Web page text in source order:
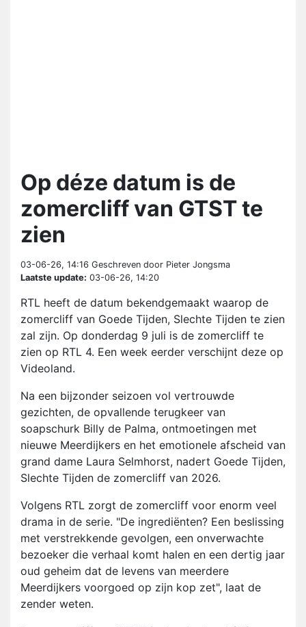
Op déze datum is de
zomercliff van GTST te
zien
03-06-26, 14:16 Geschreven door Pieter Jongsma
Laatste update: 03-06-26, 14:20
RTL heeft de datum bekendgemaakt waarop de
zomercliff van Goede Tijden, Slechte Tijden te zien
zal zijn. Op donderdag 9 juli is de zomercliff te
zien op RTL 4. Een week eerder verschijnt deze op
Videoland.
Na een bijzonder seizoen vol vertrouwde
gezichten, de opvallende terugkeer van
soapschurk Billy de Palma, ontmoetingen met
nieuwe Meerdijkers en het emotionele afscheid van
grand dame Laura Selmhorst, nadert Goede Tijden,
Slechte Tijden de zomercliff van 2026.
Volgens RTL zorgt de zomercliff voor enorm veel
drama in de serie. "De ingrediënten? Een beslissing
met verstrekkende gevolgen, een onverwachte
bezoeker die verhaal komt halen en een dertig jaar
oud geheim dat de levens van meerdere
Meerdijkers voorgoed op zijn kop zet", laat de
zender weten.